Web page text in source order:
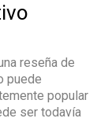
reseña de
puede
popular
ser todavía